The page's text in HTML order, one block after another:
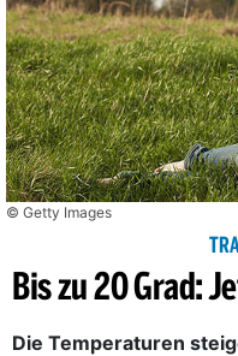
© Getty Images
Bis zu 20 Grad:
Die Temperaturen